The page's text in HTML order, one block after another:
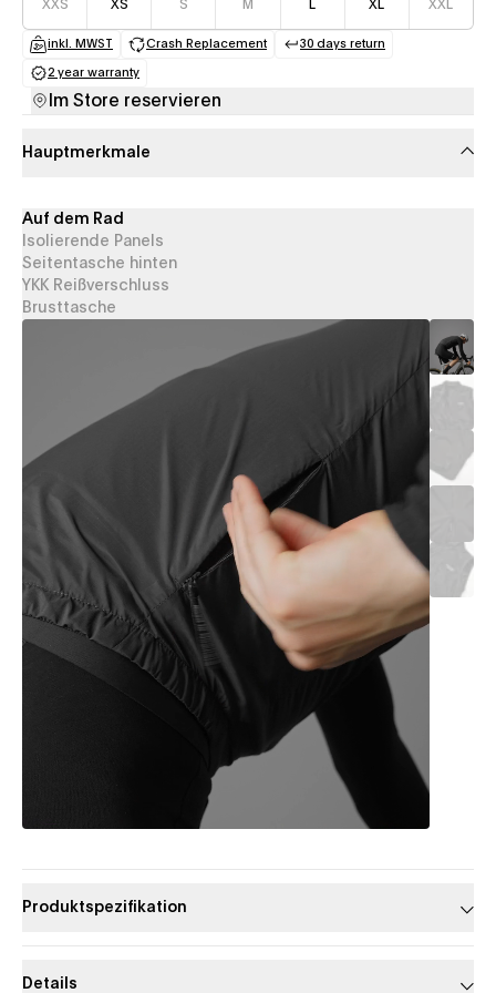
XXS XS S M L XL XXL
inkl. MWST
(opens in a new tab)
Crash Replacement 30 days return
2 year warranty
Im Store reservieren
Hauptmerkmale
Auf dem Rad
Isolierende Panels
Seitentasche hinten
YKK Reißverschluss
Brusttasche
Produktspezifikation
Details